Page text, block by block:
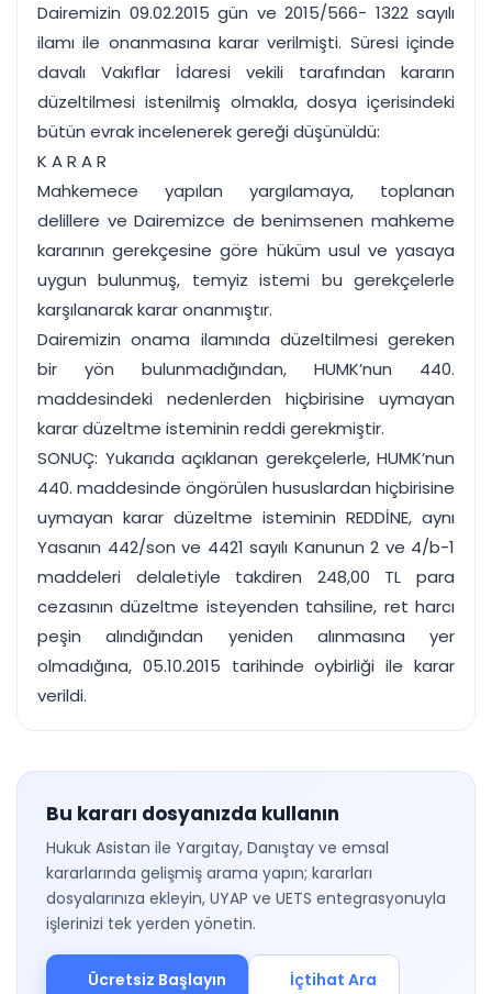
Dairemizin 09.02.2015 gün ve 2015/566- 1322 sayılı
ilamı ile onanmasına karar verilmişti. Süresi içinde
davalı Vakıflar İdaresi vekili tarafından kararın
düzeltilmesi istenilmiş olmakla, dosya içerisindeki
bütün evrak incelenerek gereği düşünüldü:
K A R A R
Mahkemece yapılan yargılamaya, toplanan
delillere ve Dairemizce de benimsenen mahkeme
kararının gerekçesine göre hüküm usul ve yasaya
uygun bulunmuş, temyiz istemi bu gerekçelerle
karşılanarak karar onanmıştır.
Dairemizin onama ilamında düzeltilmesi gereken
bir yön bulunmadığından, HUMK’nun 440.
maddesindeki nedenlerden hiçbirisine uymayan
karar düzeltme isteminin reddi gerekmiştir.
SONUÇ: Yukarıda açıklanan gerekçelerle, HUMK’nun
440. maddesinde öngörülen hususlardan hiçbirisine
uymayan karar düzeltme isteminin REDDİNE, aynı
Yasanın 442/son ve 4421 sayılı Kanunun 2 ve 4/b-1
maddeleri delaletiyle takdiren 248,00 TL para
cezasının düzeltme isteyenden tahsiline, ret harcı
peşin alındığından yeniden alınmasına yer
olmadığına, 05.10.2015 tarihinde oybirliği ile karar
verildi.
Bu kararı dosyanızda kullanın
Hukuk Asistan ile Yargıtay, Danıştay ve emsal
kararlarında gelişmiş arama yapın; kararları
dosyalarınıza ekleyin, UYAP ve UETS entegrasyonuyla
işlerinizi tek yerden yönetin.
Ücretsiz Başlayın İçtihat Ara